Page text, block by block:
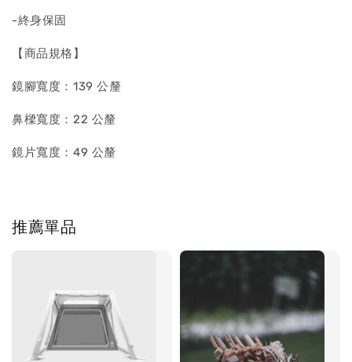
-終身保固
【商品規格】
鏡腳寬度：139 公釐
鼻樑寬度：22 公釐
鏡片寬度：49 公釐
推薦單品